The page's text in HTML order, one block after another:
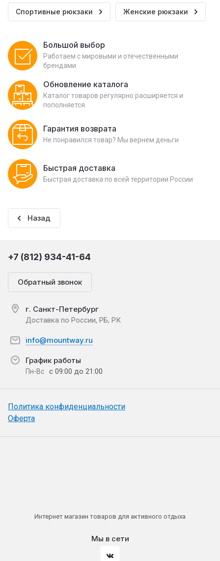
Спортивные рюкзаки Женские рюкзаки
Большой выбор
Работаем с мировыми и отечественными
брендами
Обновление каталога
Каталог товаров регулярно расширяется и
пополняется
Гарантия возврата
Не понравился товар? Мы вернем деньги
Быстрая доставка
Быстрая доставка по всей территории России
Назад
+7 (812) 934-41-64
Обратный звонок
г. Санкт-Петербург
Доставка по России, РБ, РК
info@mountway.ru
График работы
Пн-Вс с 09:00 до 21:00
Политика конфиденциальности
Оферта
Интернет магазин товаров для активного отдыха
Мы в сети